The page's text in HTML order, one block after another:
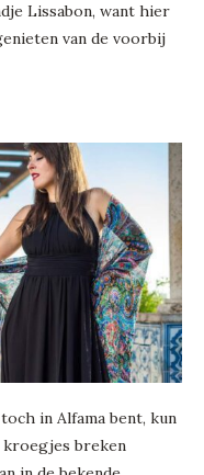
Lissabon, want hier
van de voorbij
in Alfama bent, kun
kroegjes breken